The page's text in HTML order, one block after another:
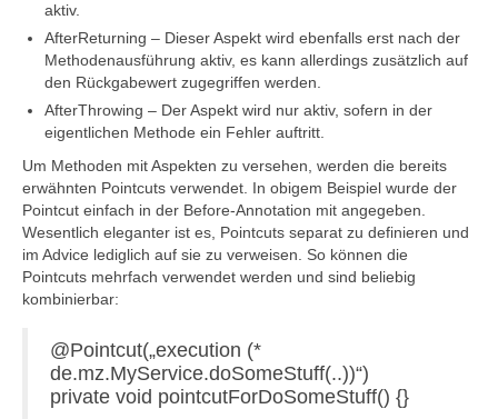
aktiv.
AfterReturning – Dieser Aspekt wird ebenfalls erst nach der
Methodenausführung aktiv, es kann allerdings zusätzlich auf
den Rückgabewert zugegriffen werden.
AfterThrowing – Der Aspekt wird nur aktiv, sofern in der
eigentlichen Methode ein Fehler auftritt.
Um Methoden mit Aspekten zu versehen, werden die bereits
erwähnten Pointcuts verwendet. In obigem Beispiel wurde der
Pointcut einfach in der Before-Annotation mit angegeben.
Wesentlich eleganter ist es, Pointcuts separat zu definieren und
im Advice lediglich auf sie zu verweisen. So können die
Pointcuts mehrfach verwendet werden und sind beliebig
kombinierbar:
@Pointcut(„execution (*
de.mz.MyService.doSomeStuff(..))“)
private void pointcutForDoSomeStuff() {}